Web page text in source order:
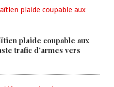
plaide coupable aux
trafic d'armes vers